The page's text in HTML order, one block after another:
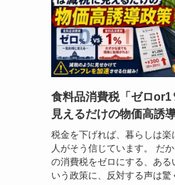
食料品消費税「ゼロor1
見えるだけの物価高誘
税金を下げれば、暮らしは楽
人がそう信じています。 だ
の消費税をゼロにする、ある
いう政策に、反対する声は驚